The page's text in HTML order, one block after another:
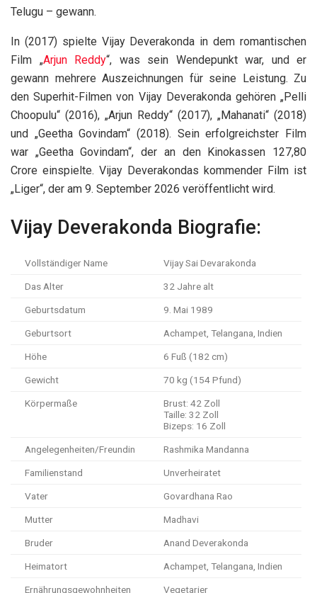
Telugu – gewann.
In (2017) spielte Vijay Deverakonda in dem romantischen
Film „Arjun Reddy“, was sein Wendepunkt war, und er
gewann mehrere Auszeichnungen für seine Leistung. Zu
den Superhit-Filmen von Vijay Deverakonda gehören „Pelli
Choopulu“ (2016), „Arjun Reddy“ (2017), „Mahanati“ (2018)
und „Geetha Govindam“ (2018). Sein erfolgreichster Film
war „Geetha Govindam“, der an den Kinokassen 127,80
Crore einspielte. Vijay Deverakondas kommender Film ist
„Liger“, der am 9. September 2026 veröffentlicht wird.
Vijay Deverakonda Biografie:
Vollständiger Name Vijay Sai Devarakonda
Das Alter 32 Jahre alt
Geburtsdatum 9. Mai 1989
Geburtsort Achampet, Telangana, Indien
Höhe 6 Fuß (182 cm)
Gewicht 70 kg (154 Pfund)
Körpermaße
Brust: 42 Zoll
Taille: 32 Zoll
Bizeps: 16 Zoll
Angelegenheiten/Freundin Rashmika Mandanna
Familienstand Unverheiratet
Vater Govardhana Rao
Mutter Madhavi
Bruder Anand Deverakonda
Heimatort Achampet, Telangana, Indien
Ernährungsgewohnheiten Vegetarier